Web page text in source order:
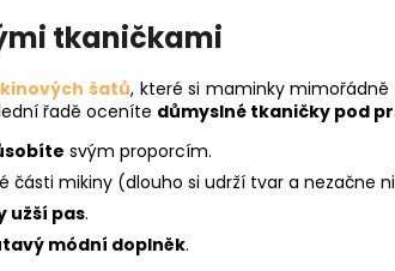
tkaničkami
šatů, které si maminky
řadě oceníte důmyslné tkaničky pod
svým proporcím.
části mikiny (dlouho si udrží tvar a nezačne
užší pas.
módní doplněk.